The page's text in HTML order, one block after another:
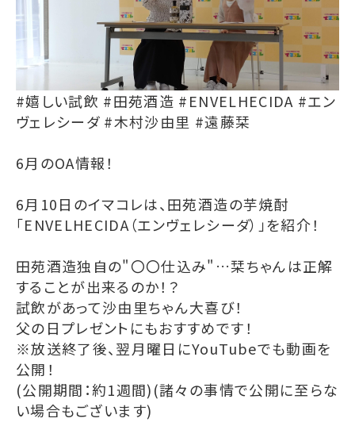
#嬉しい試飲 #田苑酒造 #ENVELHECIDA #エン
ヴェレシーダ #木村沙由里 #遠藤栞
6月のOA情報！
6月10日のイマコレは、田苑酒造の芋焼酎
「ENVELHECIDA（エンヴェレシーダ）」を紹介！
田苑酒造独自の"〇〇仕込み"…栞ちゃんは正解
することが出来るのか！？
試飲があって沙由里ちゃん大喜び！
父の日プレゼントにもおすすめです！
※放送終了後、翌月曜日にYouTubeでも動画を
公開！
(公開期間：約1週間)(諸々の事情で公開に至らな
い場合もございます)